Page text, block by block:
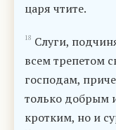
царя чтите.
18 Слуги,
всем трепетом
господам,
только добрым
кротким, но и